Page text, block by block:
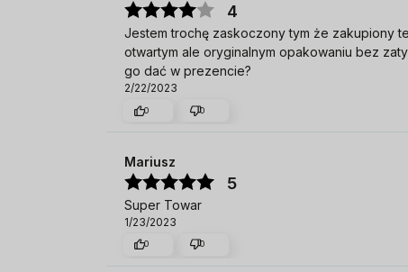
4
Jestem trochę zaskoczony tym że zakupiony
otwartym ale oryginalnym opakowaniu bez
go dać w prezencie?
2/22/2023
0 0
Mariusz
5
Super Towar
1/23/2023
0 0